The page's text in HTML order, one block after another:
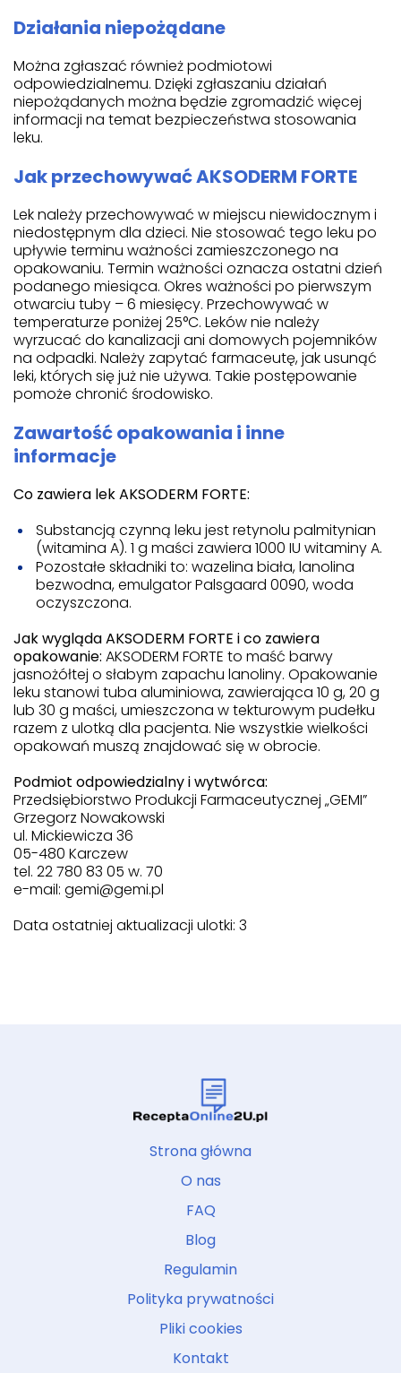
Działania niepożądane
Można zgłaszać również podmiotowi
odpowiedzialnemu. Dzięki zgłaszaniu działań
niepożądanych można będzie zgromadzić więcej
informacji na temat bezpieczeństwa stosowania
leku.
Jak przechowywać AKSODERM FORTE
Lek należy przechowywać w miejscu niewidocznym i
niedostępnym dla dzieci. Nie stosować tego leku po
upływie terminu ważności zamieszczonego na
opakowaniu. Termin ważności oznacza ostatni dzień
podanego miesiąca. Okres ważności po pierwszym
otwarciu tuby – 6 miesięcy. Przechowywać w
temperaturze poniżej 25°C. Leków nie należy
wyrzucać do kanalizacji ani domowych pojemników
na odpadki. Należy zapytać farmaceutę, jak usunąć
leki, których się już nie używa. Takie postępowanie
pomoże chronić środowisko.
Zawartość opakowania i inne
informacje
Co zawiera lek AKSODERM FORTE:
Substancją czynną leku jest retynolu palmitynian
(witamina A). 1 g maści zawiera 1000 IU witaminy A.
Pozostałe składniki to: wazelina biała, lanolina
bezwodna, emulgator Palsgaard 0090, woda
oczyszczona.
Jak wygląda AKSODERM FORTE i co zawiera
opakowanie: AKSODERM FORTE to maść barwy
jasnożółtej o słabym zapachu lanoliny. Opakowanie
leku stanowi tuba aluminiowa, zawierająca 10 g, 20 g
lub 30 g maści, umieszczona w tekturowym pudełku
razem z ulotką dla pacjenta. Nie wszystkie wielkości
opakowań muszą znajdować się w obrocie.
Podmiot odpowiedzialny i wytwórca:
Przedsiębiorstwo Produkcji Farmaceutycznej „GEMI”
Grzegorz Nowakowski
ul. Mickiewicza 36
05-480 Karczew
tel. 22 780 83 05 w. 70
e-mail: gemi@gemi.pl
Data ostatniej aktualizacji ulotki: 3
Strona główna
O nas
FAQ
Blog
Regulamin
Polityka prywatności
Pliki cookies
Kontakt